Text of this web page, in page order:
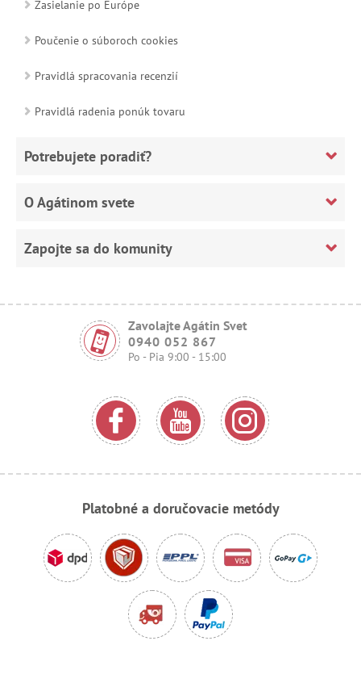
Zasielanie po Európe
Poučenie o súboroch cookies
Pravidlá spracovania recenzií
Pravidlá radenia ponúk tovaru
Potrebujete poradiť?
O Agátinom svete
Zapojte sa do komunity
Zavolajte Agátin Svet
0940 052 867
Po - Pia 9:00 - 15:00
Platobné a doručovacie metódy